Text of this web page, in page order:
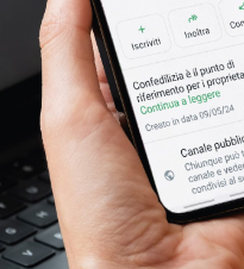
altri comproprietari,
il diritto al pari uso da
del singolo sia
concreto fatto dagli altri
ai diritti di ciascuno;
ricavata dal singolo
originaria del bene,
comune”.